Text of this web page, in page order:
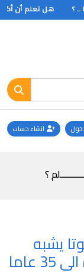
؟ هل تعلم أن
انشاء حساب
؟
يشبه